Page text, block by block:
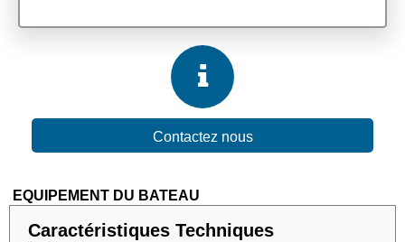
Contactez nous
EQUIPEMENT DU BATEAU
Caractéristiques Techniques